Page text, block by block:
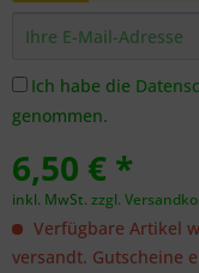
Ich habe die
genommen.
6,50 € *
inkl. MwSt. zzgl.
Verfügbare Artikel
versandt. Gutscheine